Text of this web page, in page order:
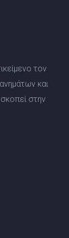
τον
και
στην